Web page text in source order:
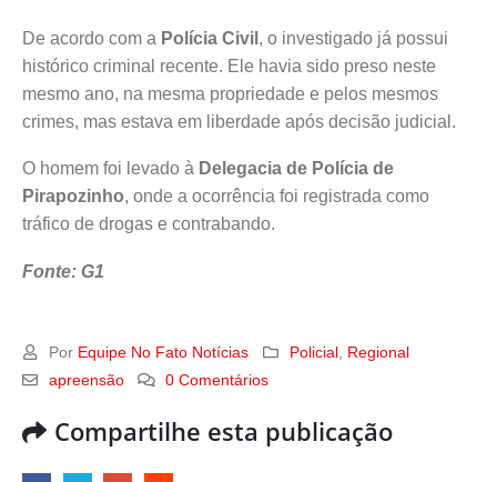
De acordo com a Polícia Civil , o investigado já possui
histórico criminal recente. Ele havia sido preso neste
mesmo ano, na mesma propriedade e pelos mesmos
crimes, mas estava em liberdade após decisão judicial.
O homem foi levado à Delegacia de Polícia de
Pirapozinho, onde a ocorrência foi registrada como
tráfico de drogas e contrabando.
Fonte: G1
Por Equipe No Fato Notícias Policial, Regional
apreensão
0 Comentários
Compartilhe esta publicação